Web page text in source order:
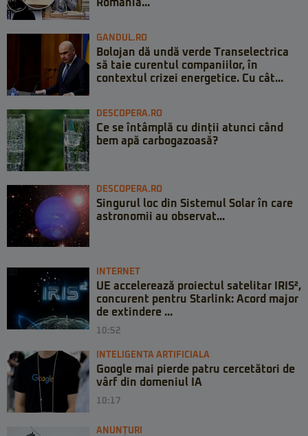
România...
GANDUL.RO
Bolojan dă undă verde Transelectrica
să taie curentul companiilor, în
contextul crizei energetice. Cu cât...
DESCOPERA.RO
Ce se întâmplă cu dinții atunci când
bem apă carbogazoasă?
DESCOPERA.RO
Singurul loc din Sistemul Solar în care
astronomii au observat...
INTERNET
UE accelerează proiectul satelitar IRIS²,
concurent pentru Starlink: Acord major
de extindere ...
10:52
INTELIGENTA ARTIFICIALA
Google mai pierde patru cercetători de
vârf din domeniul IA
10:17
ANUNȚURI